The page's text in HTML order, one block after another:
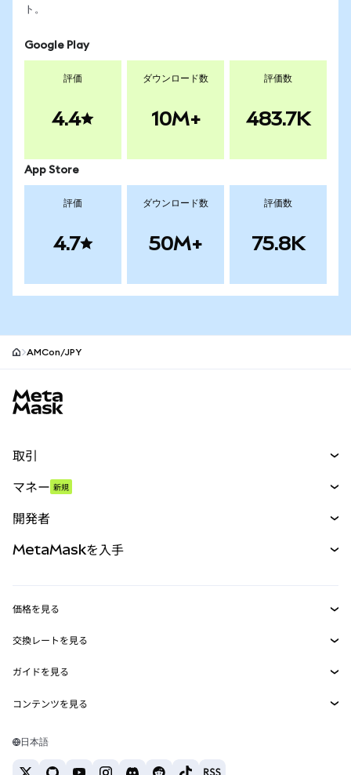
ト。
Google Play
評価
4.4
ダウンロード数
10M+
評価数
483.7K
App Store
評価
4.7
ダウンロード数
50M+
評価数
75.8K
AMCon/JPY
取引
パーペチュアル
RWA
マネー 新規
開発者
MetaMask Connect
Snaps
Web3サービス
MetaMaskを入手
セキュリティ
サポート
キャリア
お問い合わせ
価格を見る
イーサリアムの価格
Solanaの価格
Tetherの価格
交換レートを見る
ETH→USD
USDT→INR
BTC→INR
ETH→USDT
ガイドを見る
ETHの購入
コンテンツを見る
Solanaウォレット
日本語